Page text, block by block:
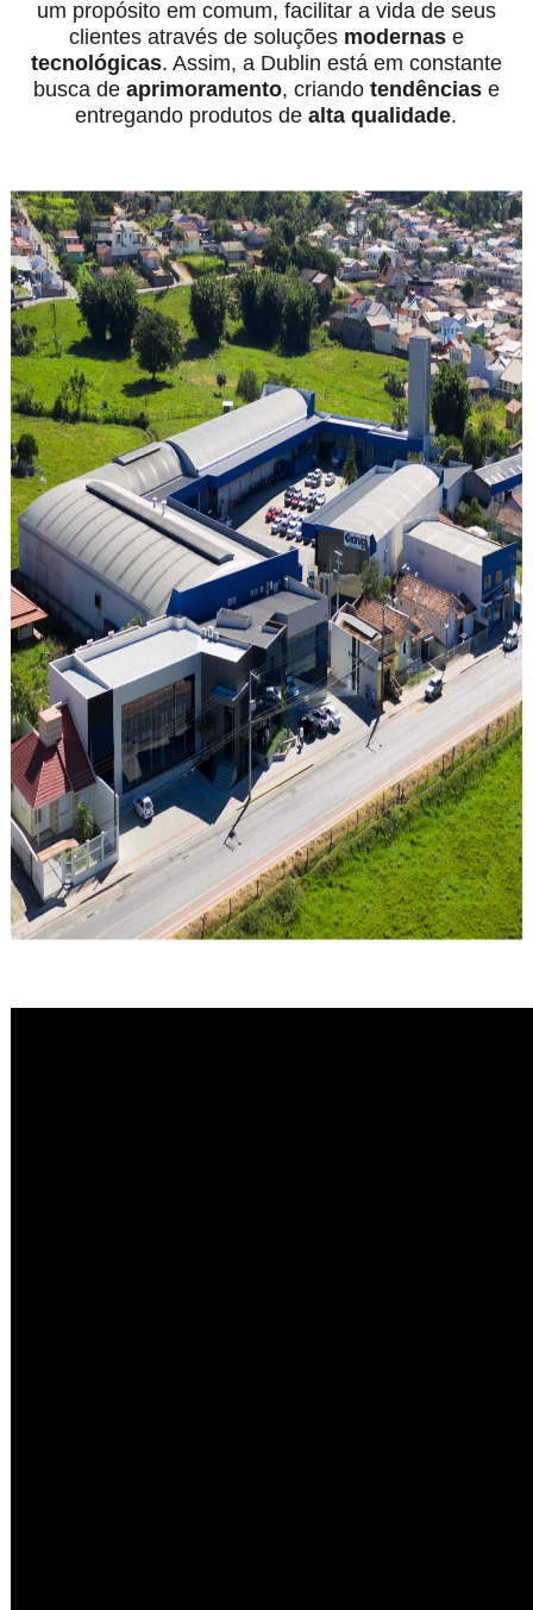
um propósito em comum, facilitar a vida de seus
clientes através de soluções modernase
tecnológicas. Assim, a Dublin está em constante
busca de aprimoramento, criando tendênciase
entregando produtos dealta qualidade.